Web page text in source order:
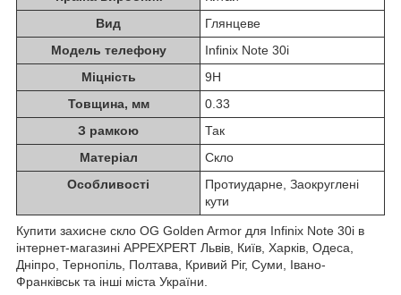
Вид
Глянцеве
Модель телефону
Infinix Note 30i
Міцність
9H
Товщина, мм
0.33
З рамкою
Так
Матеріал
Скло
Особливості
Протиударне, Заокруглені
кути
Купити захисне скло OG Golden Armor для Infinix Note 30i в
інтернет-магазині APPEXPERT Львів, Київ, Харків, Одеса,
Дніпро, Тернопіль, Полтава, Кривий Ріг, Суми, Івано-
Франківськ та інші міста України.